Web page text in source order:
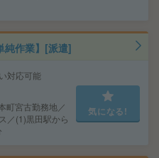
純作業】[派遣]
対応可能
町宮古勤務地／
／(1)黒田駅から
気になる!